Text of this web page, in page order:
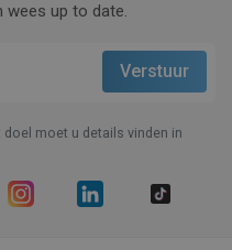
wees up to date.
moet u details vinden in